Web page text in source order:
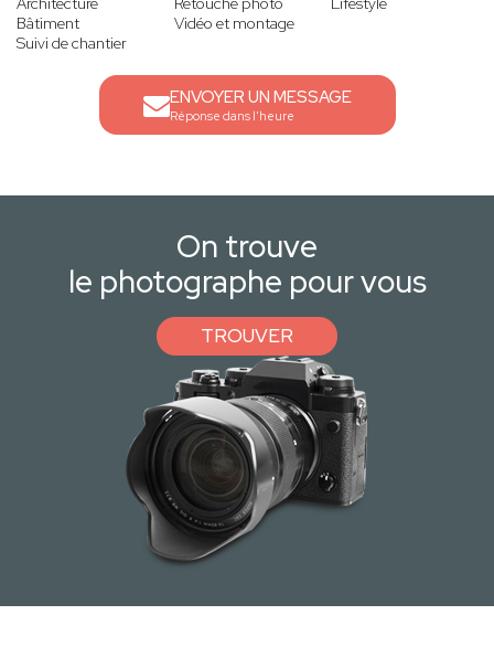
Bâtiment
Suivi de chantier
Vidéo et montage
ENVOYER UN MESSAGE
Réponse dans l'heure
On trouve
le photographe pour vous
TROUVER